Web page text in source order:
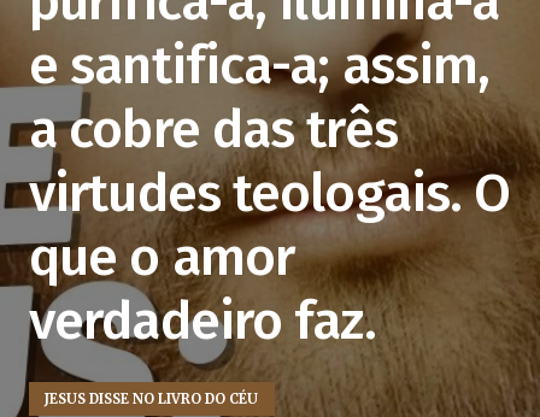
e santifica-a; assim,
a cobre das três
virtudes teologais. O
que o amor
verdadeiro faz.
JESUS DISSE NO LIVRO DO CÉU